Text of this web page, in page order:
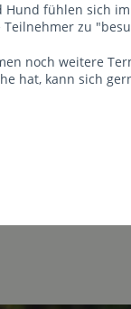
Hund fühlen sich
zu
noch weitere
hat, kann sich